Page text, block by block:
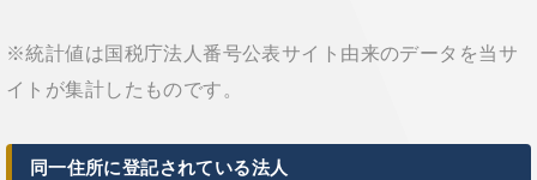
※統計値は国税庁法人番号公表サイト由来のデータを当サ
イトが集計したものです。
同一住所に登記されている法人